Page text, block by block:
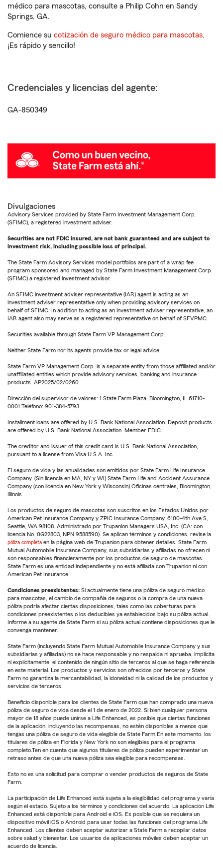
médico para mascotas, consulte a Philip Cohn en Sandy
Springs, GA.
Comience su cotización de seguro médico para mascotas.
¡Es rápido y sencillo!
Credenciales y licencias del agente:
GA-850349
Divulgaciones
Advisory Services provided by State Farm Investment Management Corp.
(SFIMC), a registered investment adviser.
Securities are not FDIC insured, are not bank guaranteed and are subject to
investment risk, including possible loss of principal.
The State Farm Advisory Services model portfolios are part of a wrap fee
program sponsored and managed by State Farm Investment Management Corp.
(SFIMC) a registered investment advisor.
An SFIMC investment adviser representative (IAR) agent is acting as an
investment adviser representative only when providing advisory services on
behalf of SFIMC. In addition to acting as an investment adviser representative, an
IAR agent also may serve as a registered representative on behalf of SFVPMC.
Securities available through State Farm VP Management Corp.
Neither State Farm nor its agents provide tax or legal advice.
State Farm VP Management Corp. is a separate entity from those affiliated and/or
unaffiliated entities which provide advisory services, banking and insurance
products. AP2025/02/0260
Dirección del supervisor de valores: 1 State Farm Plaza, Bloomington, IL 61710-
0001 Teléfono: 901-384-5793
Installment loans are offered by U.S. Bank National Association. Deposit products
are offered by U.S. Bank National Association. Member FDIC.
The creditor and issuer of this credit card is U.S. Bank National Association,
pursuant to a license from Visa U.S.A. Inc.
El seguro de vida y las anualidades son emitidos por State Farm Life Insurance
Company. (Sin licencia en MA, NY y WI) State Farm Life and Accident Assurance
Company (con licencia en New York y Wisconsin) Oficinas centrales, Bloomington,
Illinois.
Los productos de seguro de mascotas son suscritos en los Estados Unidos por
American Pet Insurance Company y ZPIC Insurance Company, 6100-4th Ave S,
Seattle, WA 98108. Administrado por Trupanion Managers USA, Inc. (CA: con
licencia No. 0G22803, NPN 9588590). Se aplican términos y condiciones, revise la
póliza completa en la página web de Trupanion para obtener detalles. State Farm
Mutual Automobile Insurance Company, sus subsidiarias y afiliadas no ofrecen ni
son responsables financieramente por los productos de seguro de mascotas.
State Farm es una entidad independiente y no está afiliada con Trupanion ni con
American Pet Insurance.
Condiciones preexistentes: Si actualmente tiene una póliza de seguro médico
para mascotas, el cambio de compañía de seguros o la compra de una nueva
póliza podría afectar ciertas disposiciones, tales como las coberturas para
condiciones preexistentes o los deducibles ya establecidos bajo su póliza actual.
Informe a su agente de State Farm si su póliza actual contiene disposiciones que le
convenga mantener.
State Farm (incluyendo State Farm Mutual Automobile Insurance Company y sus
subsidiarias y afiliadas) no se hace responsable y no respalda ni aprueba, implícita
ni explícitamente, el contenido de ningún sitio de terceros al que se haga referencia
en este material. Los productos y servicios son ofrecidos por terceros y State
Farm no garantiza la mercantabilidad, la idoneidad ni la calidad de los productos y
servicios de terceros.
Beneficio disponible para los clientes de State Farm que han comprado una nueva
póliza de seguro de vida desde el 1 de enero de 2022. Si bien cualquier persona
mayor de 18 años puede unirse a Life Enhanced, es posible que ciertas funciones
de la aplicación, incluyendo las recompensas, no estén disponibles a menos que
tengas una póliza de seguro de vida elegible de State Farm.En este momento, los
titulares de póliza en Florida y New York no son elegibles para el programa
completo.Ten en cuenta que algunos titulares de póliza pueden experimentar un
retraso antes de que una nueva póliza sea elegible para recompensas.
Esto no es una solicitud para comprar o vender productos de seguros de State
Farm.
La participación de Life Enhanced está sujeta a la elegibilidad del programa y varía
según el estado. Sujeto a los términos y condiciones del acuerdo. La aplicación Life
Enhanced está disponible para Android e iOS. Es posible que se requiera un
dispositivo móvil iOS o Android para usar todas las funciones del programa Life
Enhanced. Los clientes deben aceptar autorizar a State Farm a recopilar datos
sobre salud y bienestar. Los usuarios de aplicaciones móviles deben aceptar un
acuerdo de licencia.